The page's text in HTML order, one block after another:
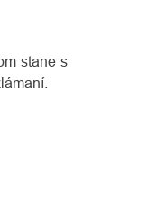
stane s